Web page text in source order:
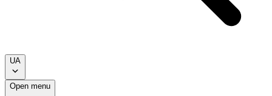
UA
Open menu